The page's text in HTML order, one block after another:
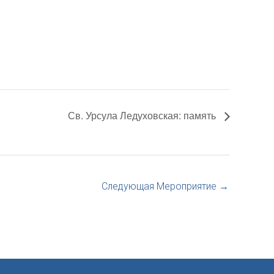
Св. Урсула Ледуховская: память
Следующая Мероприятие →